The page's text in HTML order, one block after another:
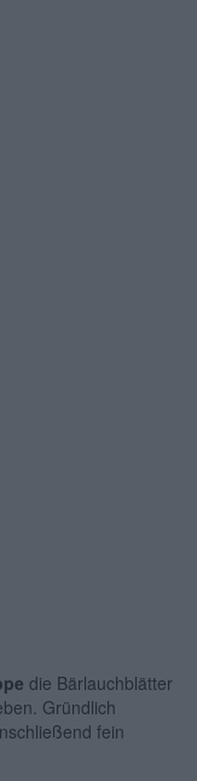
die Bärlauchblätter
Gründlich
fein